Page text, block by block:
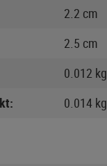
2.2 cm
2.5 cm
0.012 kg
0.014 kg